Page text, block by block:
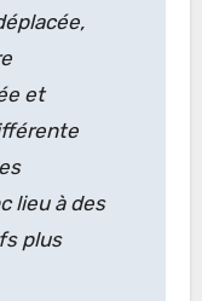
et
lieu à des
plus